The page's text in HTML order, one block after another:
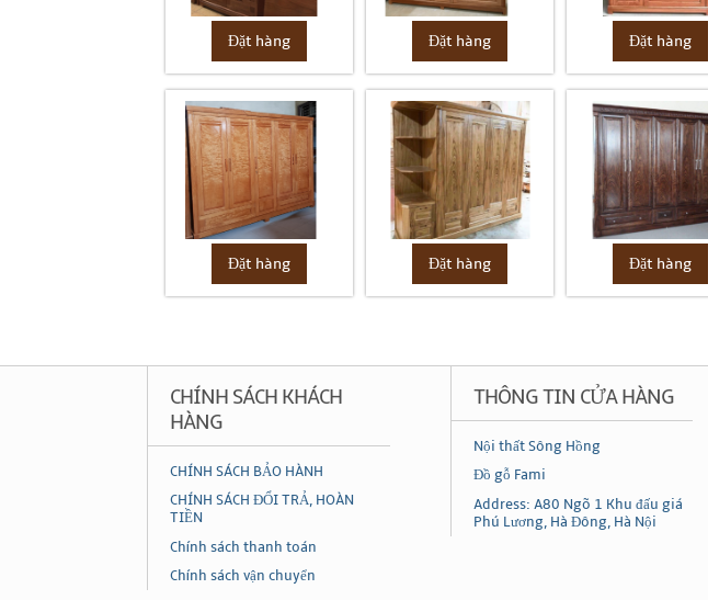
Đặt hàng Đặt hàng Đặt hàng
Đặt hàng Đặt hàng Đặt hàng
CHÍNH SÁCH KHÁCH
HÀNG
CHÍNH SÁCH BẢO HÀNH
CHÍNH SÁCH ĐỔI TRẢ, HOÀN
TIỀN
Chính sách thanh toán
Chính sách vận chuyển
THÔNG TIN CỬA HÀNG
Nội thất Sông Hồng
Đồ gỗ Fami
Address: A80 Ngõ 1 Khu đấu giá
Phú Lương, Hà Đông, Hà Nội